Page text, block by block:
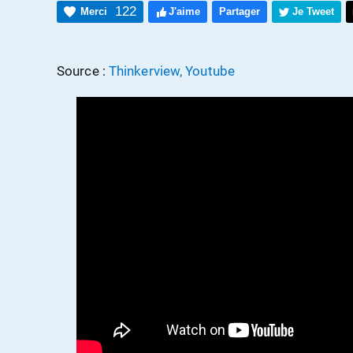
Merci 122 J'aime Partager Je Tweet
Source : Thinkerview, Youtube